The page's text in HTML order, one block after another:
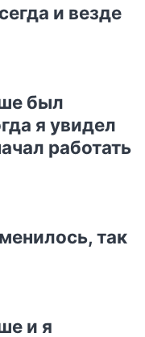
и везде
был
я увидел
работать
так
и я